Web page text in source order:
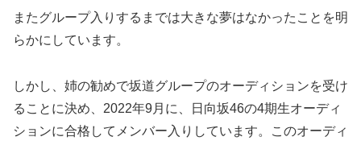
またグループ入りするまでは大きな夢はなかったことを明
らかにしています。
しかし、姉の勧めで坂道グループのオーディションを受け
ることに決め、2022年9月に、日向坂46の4期生オーディ
ションに合格してメンバー入りしています。このオーディ